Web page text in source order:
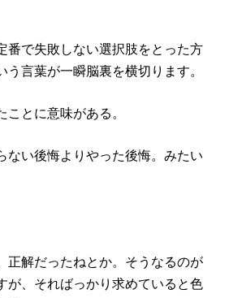
番で失敗しない選択肢をとった方
う言葉が一瞬脳裏を横切ります。
ことに意味がある。
ない後悔よりやった後悔。みたい
正解だったねとか。そうなるのが
が、そればっかり求めていると色